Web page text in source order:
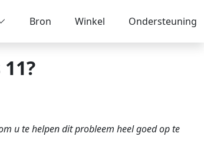
Bron Winkel Ondersteuning
u te helpen dit probleem heel goed op te